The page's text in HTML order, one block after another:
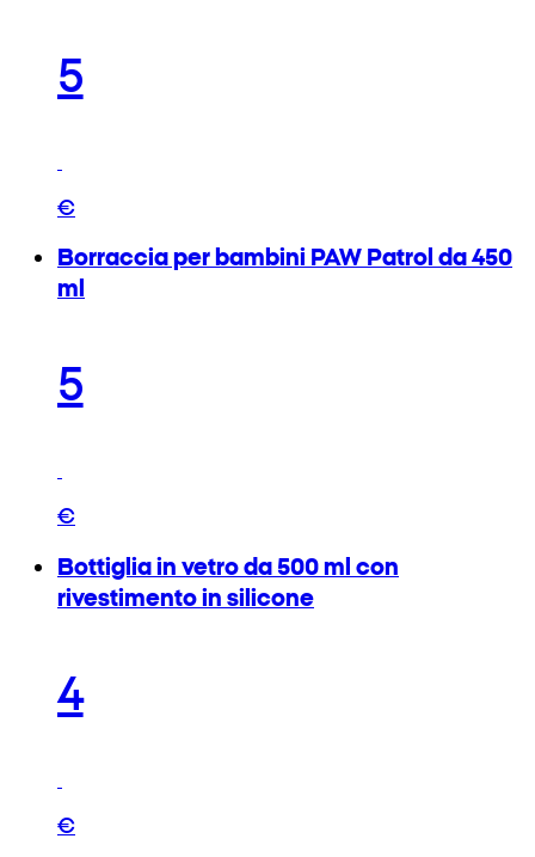
5
€
Borraccia per bambini PAW Patrol da 450
ml
5
€
Bottiglia in vetro da 500 ml con
rivestimento in silicone
4
€